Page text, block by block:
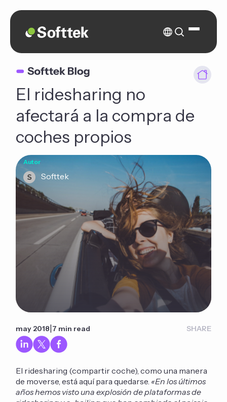
El ridesharing no
afectará a la compra de
coches propios
Autor
Softtek
may 2018|7 min read SHARE
El ridesharing (compartir coche), como una manera
de moverse, está aquí para quedarse. «En los últimos
años hemos visto una explosión de plataformas de